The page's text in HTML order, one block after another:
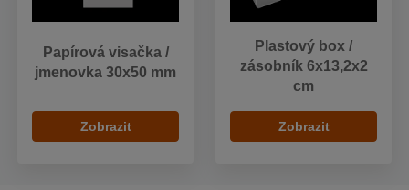
Papírová visačka /
jmenovka 30x50 mm
Zobrazit
Plastový box /
zásobník 6x13,2x2
cm
Zobrazit